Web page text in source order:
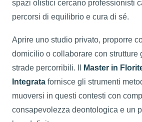
spazi olistici cercano professionisti
percorsi di equilibrio e cura di sé.
Aprire uno studio privato, proporre
domicilio o collaborare con strutture
strade percorribili. Il
Master in
Integrata fornisce gli strumenti
muoversi in questi contesti con
consapevolezza deontologica e un